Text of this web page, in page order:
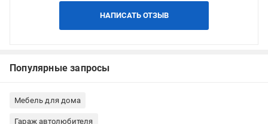
НАПИСАТЬ ОТЗЫВ
Популярные запросы
Мебель для дома
Гараж автолюбителя